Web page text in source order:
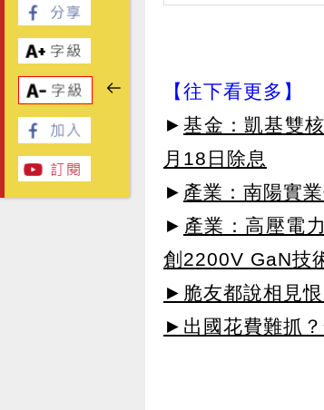
【往下看更多】
► 基金：凱基雙
月18日除息
► 產業：南陽實
► 產業：高壓電
創2200V GaN技
►脆友都說相見
►出國花費難抓